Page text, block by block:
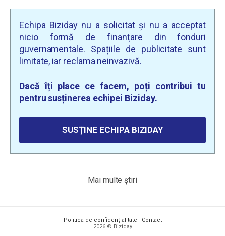
Echipa Biziday nu a solicitat și nu a acceptat
nicio formă de finanțare din fonduri
guvernamentale. Spațiile de publicitate sunt
limitate, iar reclama neinvazivă.
Dacă îți place ce facem, poți contribui tu
pentru susținerea echipei Biziday.
SUSȚINE ECHIPA BIZIDAY
Mai multe știri
Politica de confidențialitate · Contact
2026 © Biziday